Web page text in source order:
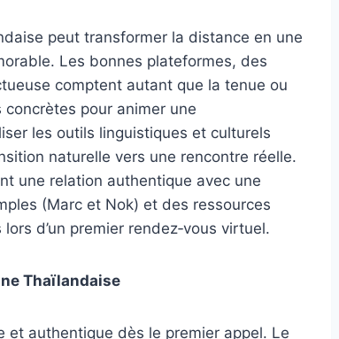
peut transformer la distance en une
Les bonnes plateformes, des
comptent autant que la tenue ou
pour animer une
les outils linguistiques et culturels
naturelle vers une rencontre réelle.
une relation authentique avec une
(Marc et Nok) et des ressources
d’un premier rendez‑vous virtuel.
Thaïlandaise
et authentique dès le premier appel. Le